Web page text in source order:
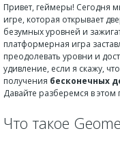
Привет, геймеры! Сегодня
игре, которая открывает
безумных уровней и
платформерная игра
преодолевать уровни и
удивление, если я скажу,
получения бесконечных
Давайте разберемся в
Что такое